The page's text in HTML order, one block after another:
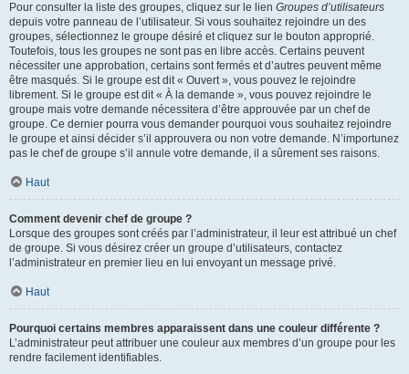
Pour consulter la liste des groupes, cliquez sur le lien Groupes d’utilisateurs
depuis votre panneau de l’utilisateur. Si vous souhaitez rejoindre un des
groupes, sélectionnez le groupe désiré et cliquez sur le bouton approprié.
Toutefois, tous les groupes ne sont pas en libre accès. Certains peuvent
nécessiter une approbation, certains sont fermés et d’autres peuvent même
être masqués. Si le groupe est dit « Ouvert », vous pouvez le rejoindre
librement. Si le groupe est dit « À la demande », vous pouvez rejoindre le
groupe mais votre demande nécessitera d’être approuvée par un chef de
groupe. Ce dernier pourra vous demander pourquoi vous souhaitez rejoindre
le groupe et ainsi décider s’il approuvera ou non votre demande. N’importunez
pas le chef de groupe s’il annule votre demande, il a sûrement ses raisons.
Haut
Comment devenir chef de groupe ?
Lorsque des groupes sont créés par l’administrateur, il leur est attribué un chef
de groupe. Si vous désirez créer un groupe d’utilisateurs, contactez
l’administrateur en premier lieu en lui envoyant un message privé.
Haut
Pourquoi certains membres apparaissent dans une couleur différente ?
L’administrateur peut attribuer une couleur aux membres d’un groupe pour les
rendre facilement identifiables.